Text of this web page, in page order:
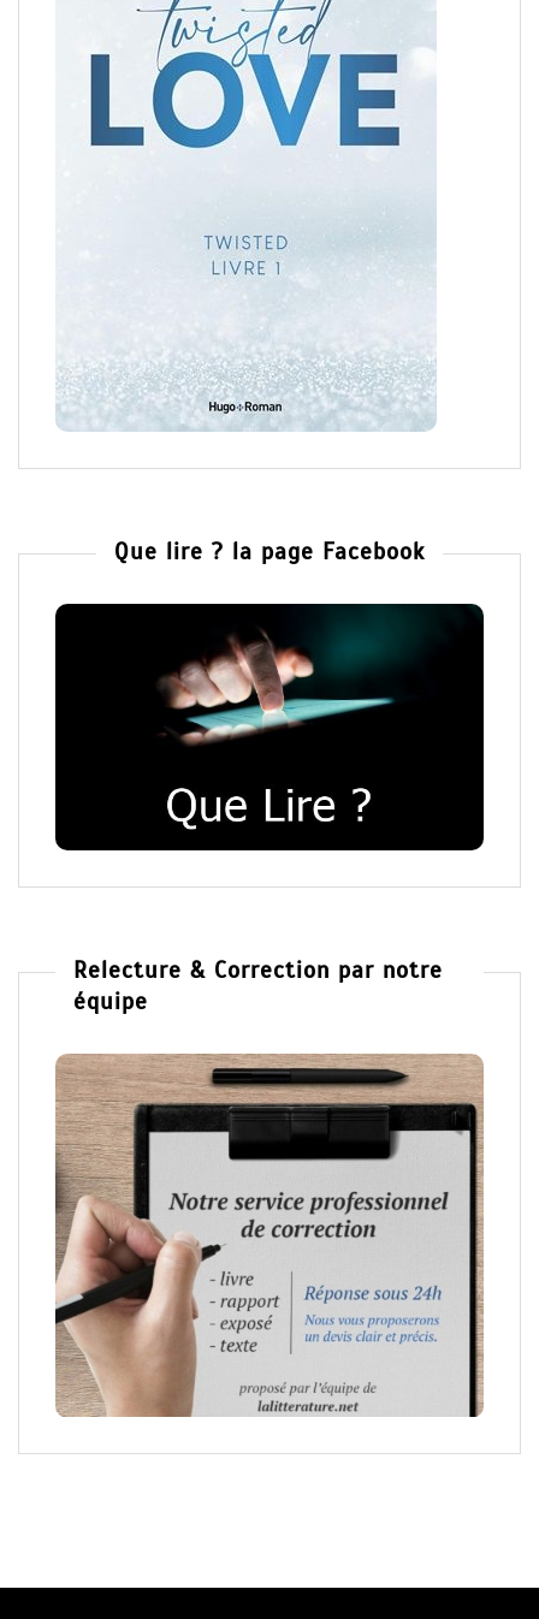
Que lire ? la page Facebook
Relecture & Correction par notre
équipe